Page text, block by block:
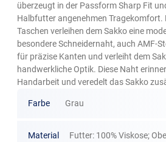
überzeugt in der Passform Sharp Fit
Halbfutter angenehmen Tragekomfort.
Taschen verleihen dem Sakko eine
besondere Schneidernaht, auch AMF-
für präzise Kanten und verleiht dem
handwerkliche Optik. Diese Naht
Handarbeit und veredelt das Sakko
Farbe Grau
Material
Futter: 100% Viskose;